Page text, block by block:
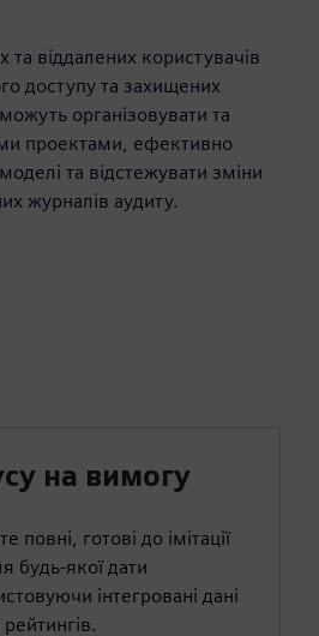
віддалених користувачів
доступу та захищених
організовувати та
проектами, ефективно
та відстежувати зміни
журналів аудиту.
на вимогу
готові до імітації
будь-якої дати
інтегровані дані